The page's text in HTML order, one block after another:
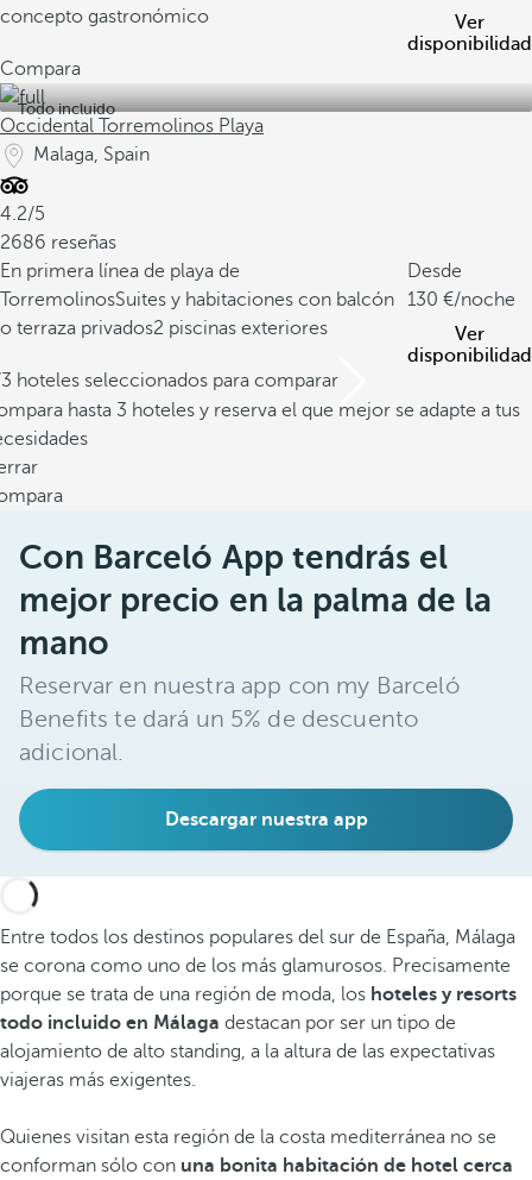
concepto gastronómico
Ver
disponibilidad
Compara
Todo incluido
Occidental Torremolinos Playa
Malaga, Spain
4.2/5
2686 reseñas
En primera línea de playa de
TorremolinosSuites y habitaciones con balcón
o terraza privados2 piscinas exteriores
Desde
130
/noche
Ver
disponibilidad
hoteles seleccionados para comparar
hasta 3 hoteles y reserva el que mejor se adapte a tus
Con Barceló App tendrás el
mejor precio en la palma de la
mano
Reservar en nuestra app con my Barceló
Benefits te dará un 5% de descuento
adicional.
Descargar nuestra app
Entre todos los destinos populares del sur de España, Málaga
se corona como uno de los más glamurosos. Precisamente
porque se trata de una región de moda, los hoteles y resorts
todo incluido en Málaga destacan por ser un tipo de
alojamiento de alto standing, a la altura de las expectativas
viajeras más exigentes.
Quienes visitan esta región de la costa mediterránea no se
conforman sólo con una bonita habitación de hotel cerca